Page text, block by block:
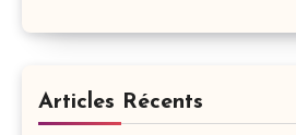
Articles Récents